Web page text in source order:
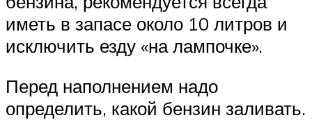
иметь в запасе около 10 литров и
исключить езду «на лампочке».
Перед наполнением надо
определить, какой бензин заливать.